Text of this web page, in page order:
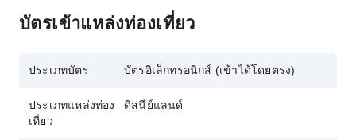
บัตรเข้าแหล่งท่องเที่ยว
ประเภทบัตร บัตรอิเล็กทรอนิกส์ (เข้าได้โดยตรง)
ประเภทแหล่งท่อง
เที่ยว
ดิสนีย์แลนด์